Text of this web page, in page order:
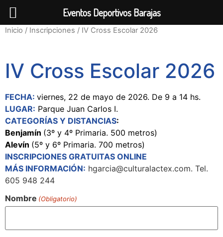
Inicio / Inscripciones / IV Cross Escolar 2026
IV Cross Escolar 2026
FECHA: viernes, 22 de mayo de 2026. De 9 a 14 hs.
LUGAR: Parque Juan Carlos I.
CATEGORÍAS Y DISTANCIAS:
Benjamín (3º y 4º Primaria. 500 metros)
Alevín (5º y 6º Primaria. 700 metros)
INSCRIPCIONES GRATUITAS ONLINE
MÁS INFORMACIÓN: hgarcia@culturalactex.com. Tel.
605 948 244
Nombre (Obligatorio)
Eventos Deportivos Barajas